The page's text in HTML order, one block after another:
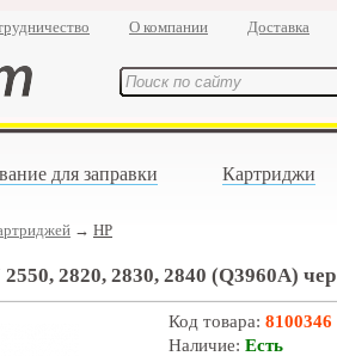
О компании Доставка
для заправки Картриджи
→ HP
2820, 2830, 2840 (Q3960A) чер
Код товара: 8100346
Наличие: Есть